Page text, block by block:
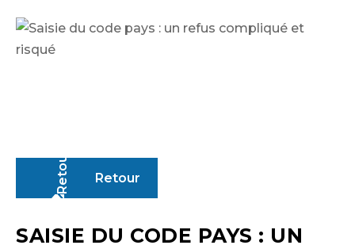
Retour
SAISIE DU CODE PAYS : UN
Identifiant ou adresse de courriel